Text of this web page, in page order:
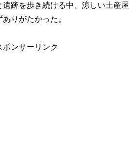
跡を歩き続ける中、涼しい土産屋
りがたかった。
ポンサーリンク